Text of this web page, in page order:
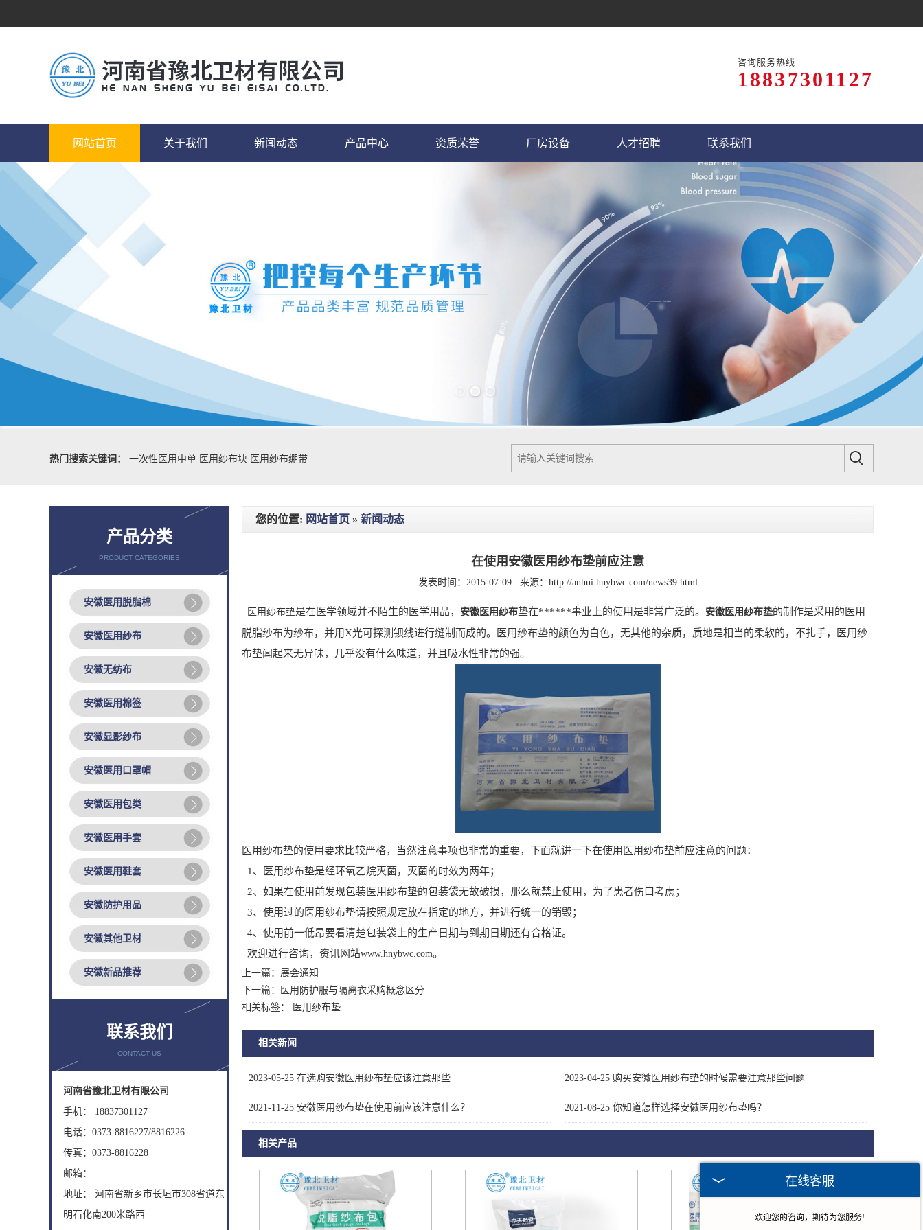
咨询服务热线
18837301127
网站首页 关于我们 新闻动态 产品中心 资质荣誉 厂房设备 人才招聘 联系我们
热门搜索关键词：
一次性医用中单 医用纱布块 医用纱布绷带
产品分类
PRODUCT CATEGORIES
安徽医用脱脂棉
安徽医用纱布
安徽无纺布
安徽医用棉签
安徽显影纱布
安徽医用口罩帽
安徽医用包类
安徽医用手套
安徽医用鞋套
安徽防护用品
安徽其他卫材
安徽新品推荐
联系我们
CONTACT US
河南省豫北卫材有限公司
手机： 18837301127
电话：0373-8816227/8816226
传真：0373-8816228
邮箱：
地址： 河南省新乡市长垣市308省道东
明石化南200米路西
您的位置: 网站首页 » 新闻动态
在使用安徽医用纱布垫前应注意
发表时间：2015-07-09 来源： http://anhui.hnybwc.com/news39.html
医用纱布垫是在医学领域并不陌生的医学用品， 安徽医用纱布垫在******事业上的使用是非常广泛的。 安徽医用纱布垫的制作是采用的医用
脱脂纱布为纱布，并用X光可探测钡线进行缝制而成的。医用纱布垫的颜色为白色，无其他的杂质，质地是相当的柔软的，不扎手，医用纱
布垫闻起来无异味，几乎没有什么味道，并且吸水性非常的强。
医用纱布垫的使用要求比较严格，当然注意事项也非常的重要，下面就讲一下在使用医用纱布垫前应注意的问题：
1、医用纱布垫是经环氧乙烷灭菌，灭菌的时效为两年；
2、如果在使用前发现包装医用纱布垫的包装袋无故破损，那么就禁止使用，为了患者伤口考虑；
3、使用过的医用纱布垫请按照规定放在指定的地方，并进行统一的销毁；
4、使用前一低昂要看清楚包装袋上的生产日期与到期日期还有合格证。
欢迎进行咨询，资讯网站www.hnybwc.com。
上一篇： 展会通知
下一篇：
医用防护服与隔离衣采购概念区分
相关标签： 医用纱布垫
相关新闻
2023-05-25 在选购安徽医用纱布垫应该注意那些 2023-04-25 购买安徽医用纱布垫的时候需要注意那些问题
2021-11-25 安徽医用纱布垫在使用前应该注意什么？ 2021-08-25 你知道怎样选择安徽医用纱布垫吗？
相关产品
在线客服
欢迎您的咨询，期待为您服务!